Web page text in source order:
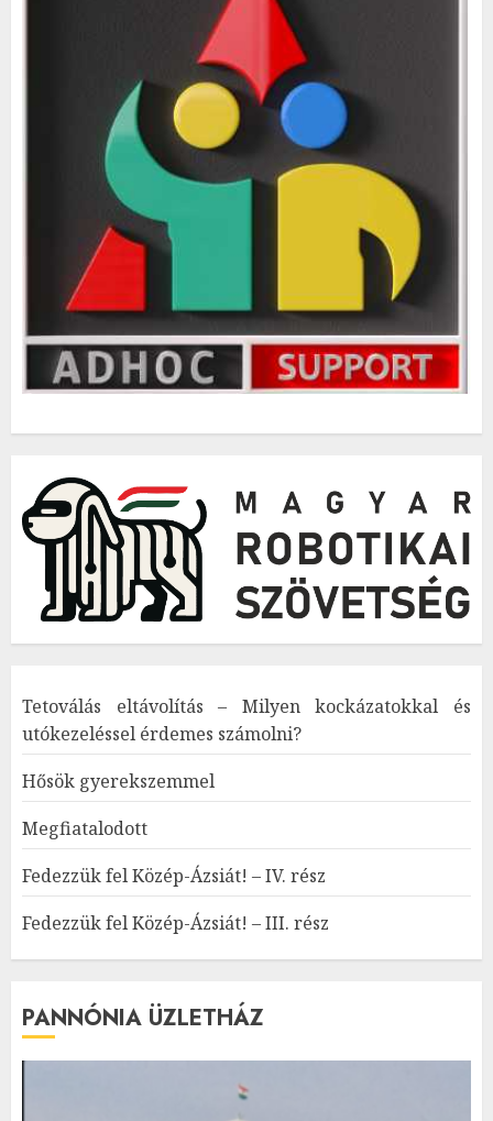
Tetoválás eltávolítás – Milyen kockázatokkal és
utókezeléssel érdemes számolni?
Hősök gyerekszemmel
Megfiatalodott
Fedezzük fel Közép-Ázsiát! – IV. rész
Fedezzük fel Közép-Ázsiát! – III. rész
PANNÓNIA ÜZLETHÁZ